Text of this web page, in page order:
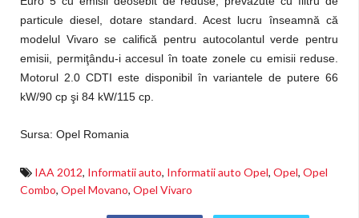
particule diesel, dotare standard. Acest lucru înseamnă că
modelul Vivaro se califică pentru autocolantul verde pentru
emisii, permiţându-i accesul în toate zonele cu emisii reduse.
Motorul 2.0 CDTI este disponibil în variantele de putere 66
kW/90 cp şi 84 kW/115 cp.
Sursa: Opel Romania
IAA 2012, Informatii auto, Informatii auto Opel, Opel, Opel
Combo, Opel Movano, Opel Vivaro